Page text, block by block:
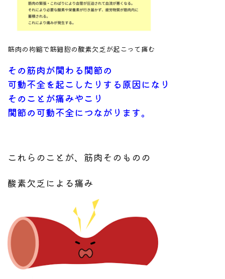
筋肉の拘縮で筋細胞の酸素欠乏が起こって痛む
その筋肉が関わる関節の
可動不全を起こしたりする原因になり
そのことが痛みやこり
関節の可動不全につながります。
これらのことが、筋肉そのものの
酸素欠乏による痛み